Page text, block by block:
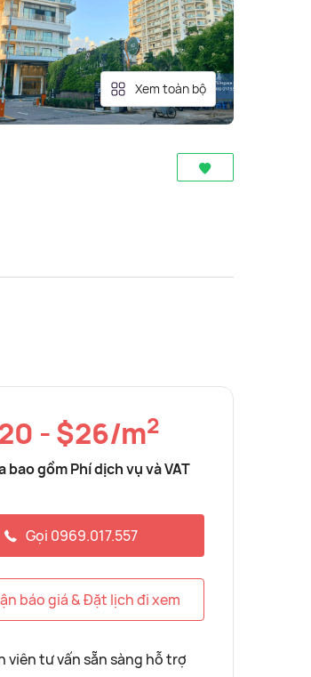
Xem toàn bộ
- $26/m2
bao gồm Phí dịch vụ và VAT
Gọi 0969.017.557
báo giá & Đặt lịch đi xem
viên tư vấn sẵn sàng hỗ trợ